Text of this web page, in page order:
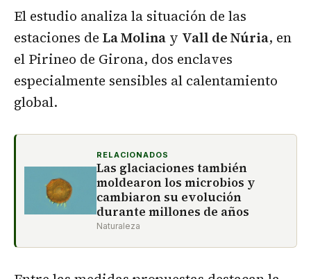
El estudio analiza la situación de las
estaciones de La Molina y Vall de Núria, en
el Pirineo de Girona, dos enclaves
especialmente sensibles al calentamiento
global.
RELACIONADOS
Las glaciaciones también
moldearon los microbios y
cambiaron su evolución
durante millones de años
Naturaleza